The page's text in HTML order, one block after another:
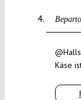
Käse